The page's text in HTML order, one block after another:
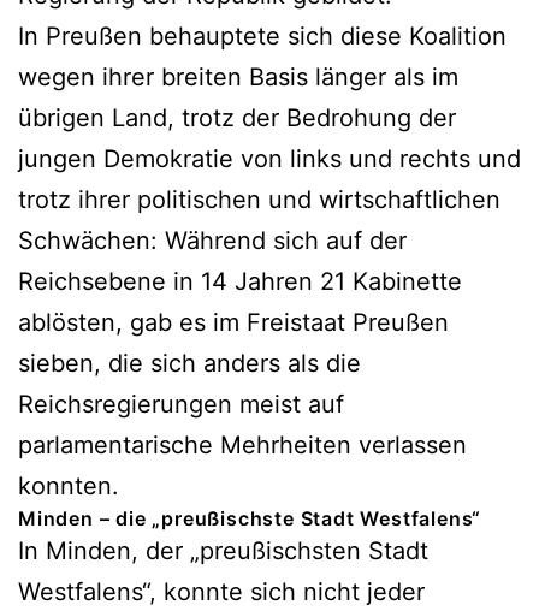
In Preußen behauptete sich diese Koalition
wegen ihrer breiten Basis länger als im
übrigen Land, trotz der Bedrohung der
jungen Demokratie von links und rechts und
trotz ihrer politischen und wirtschaftlichen
Schwächen: Während sich auf der
Reichsebene in 14 Jahren 21 Kabinette
ablösten, gab es im Freistaat Preußen
sieben, die sich anders als die
Reichsregierungen meist auf
parlamentarische Mehrheiten verlassen
konnten.
Minden – die „preußischste Stadt Westfalens“
In Minden, der „preußischsten Stadt
Westfalens“, konnte sich nicht jeder